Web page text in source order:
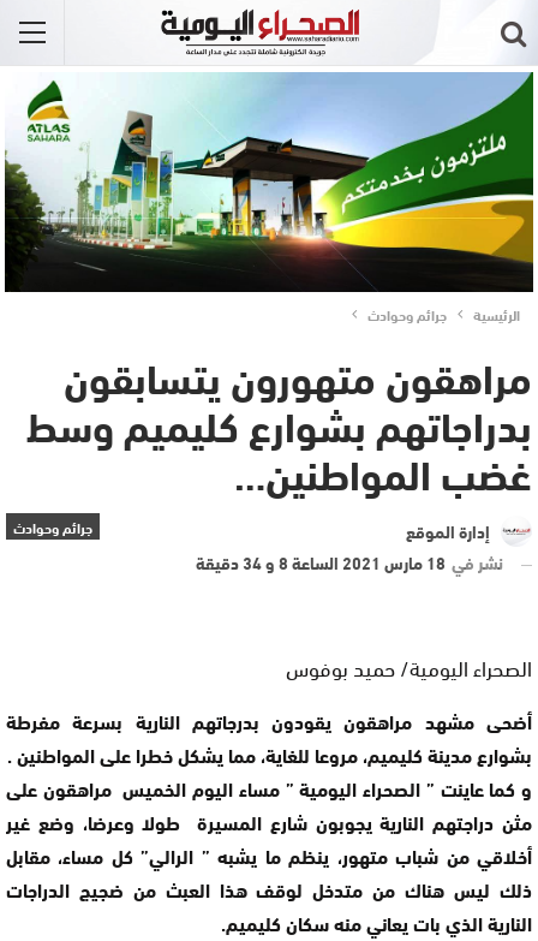
الرئيسية جرائم وحوادث
مراهقون متهورون يتسابقون
بدراجاتهم بشوارع كليميم وسط
غضب المواطنين…
جرائم وحوادث
إدارة الموقع
نشر في 18 مارس 2021 الساعة 8 و 34 دقيقة
الصحراء اليومية/ حميد بوفوس
أضحى مشهد مراهقون يقودون بدرجاتهم النارية بسرعة مفرطة
بشوارع مدينة كليميم، مروعا للغاية، مما يشكل خطرا على المواطنين .
و كما عاينت ” الصحراء اليومية ” مساء اليوم الخميس مراهقون على
مثن دراجتهم النارية يجوبون شارع المسيرة طولا وعرضا، وضع غير
أخلاقي من شباب متهور، ينظم ما يشبه ” الرالي” كل مساء، مقابل
ذلك ليس هناك من متدخل لوقف هذا العبث من ضجيج الدراجات
النارية الذي بات يعاني منه سكان كليميم.